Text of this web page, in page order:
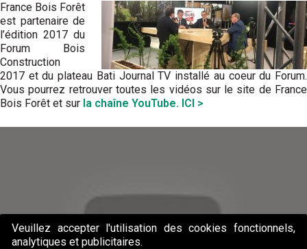
France Bois Forêt
est partenaire de
l’édition 2017 du
Forum Bois
Construction
2017 et du plateau Bati Journal TV installé au coeur du Forum.
Vous pourrez retrouver toutes les vidéos sur le site de France
Bois Forêt et sur la chaîne YouTube. ICI >
Veuillez accepter l'utilisation des cookies fonctionnels,
analytiques et publicitaires.